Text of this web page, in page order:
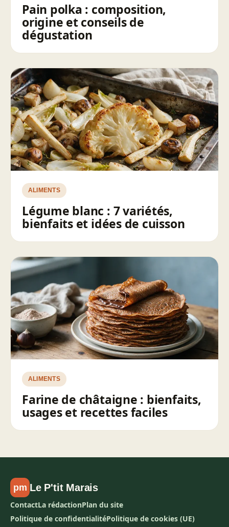
Pain polka : composition,
origine et conseils de
dégustation
ALIMENTS
Légume blanc : 7 variétés,
bienfaits et idées de cuisson
ALIMENTS
Farine de châtaigne : bienfaits,
usages et recettes faciles
pm Le P'tit Marais
ContactLa rédactionPlan du site
Politique de confidentialitéPolitique de cookies (UE)